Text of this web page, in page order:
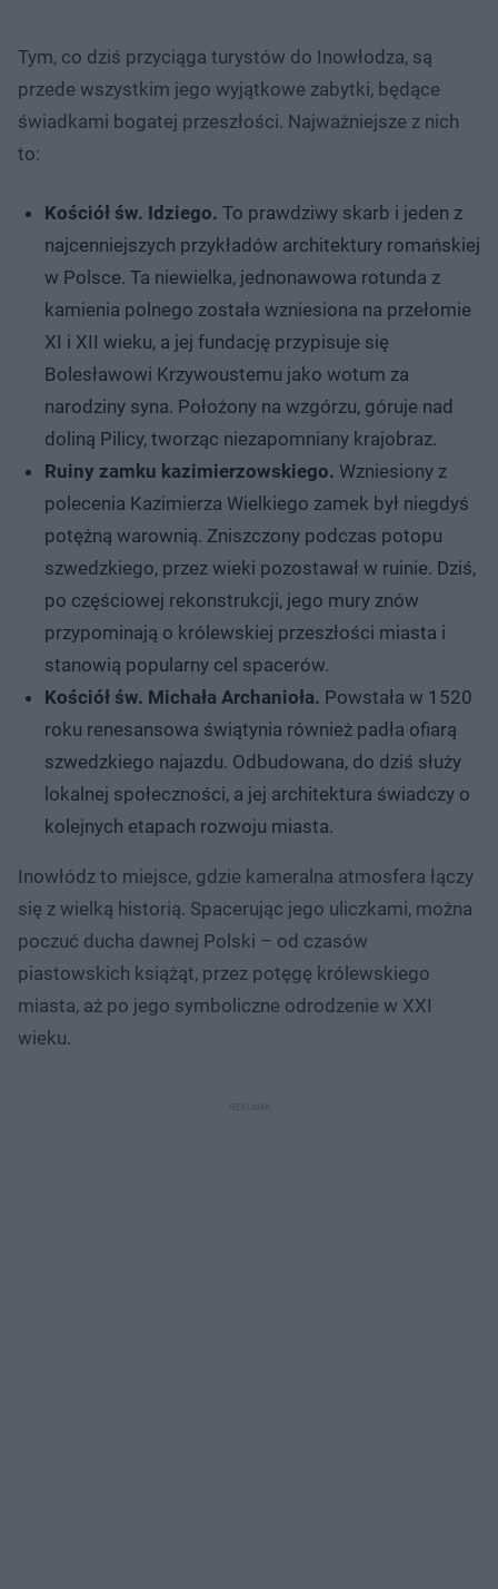
Tym, co dziś przyciąga turystów do Inowłodza, są
przede wszystkim jego wyjątkowe zabytki, będące
świadkami bogatej przeszłości. Najważniejsze z nich
to:
Kościół św. Idziego. To prawdziwy skarb i jeden z
najcenniejszych przykładów architektury romańskiej
w Polsce. Ta niewielka, jednonawowa rotunda z
kamienia polnego została wzniesiona na przełomie
XI i XII wieku, a jej fundację przypisuje się
Bolesławowi Krzywoustemu jako wotum za
narodziny syna. Położony na wzgórzu, góruje nad
doliną Pilicy, tworząc niezapomniany krajobraz.
Ruiny zamku kazimierzowskiego. Wzniesiony z
polecenia Kazimierza Wielkiego zamek był niegdyś
potężną warownią. Zniszczony podczas potopu
szwedzkiego, przez wieki pozostawał w ruinie. Dziś,
po częściowej rekonstrukcji, jego mury znów
przypominają o królewskiej przeszłości miasta i
stanowią popularny cel spacerów.
Kościół św. Michała Archanioła. Powstała w 1520
roku renesansowa świątynia również padła ofiarą
szwedzkiego najazdu. Odbudowana, do dziś służy
lokalnej społeczności, a jej architektura świadczy o
kolejnych etapach rozwoju miasta.
Inowłódz to miejsce, gdzie kameralna atmosfera łączy
się z wielką historią. Spacerując jego uliczkami, można
poczuć ducha dawnej Polski – od czasów
piastowskich książąt, przez potęgę królewskiego
miasta, aż po jego symboliczne odrodzenie w XXI
wieku.